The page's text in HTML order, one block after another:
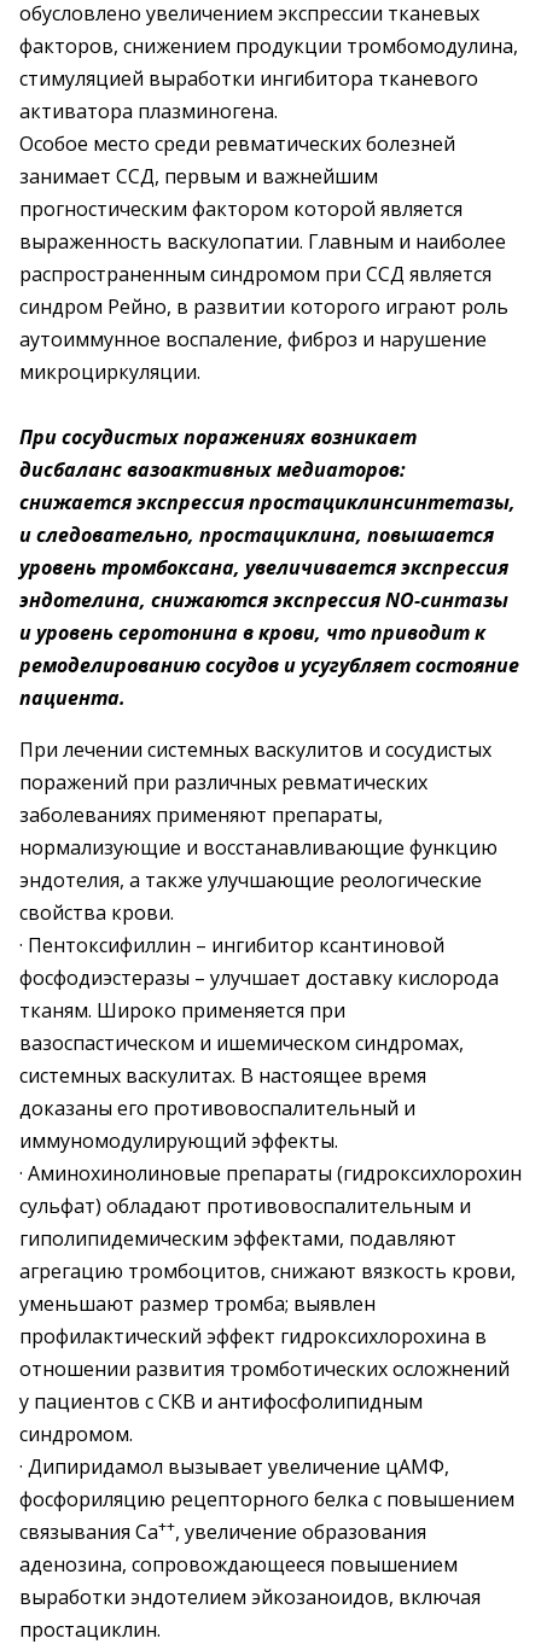
обусловлено увеличением экспрессии тканевых
факторов, снижением продукции тромбомодулина,
стимуляцией выработки ингибитора тканевого
активатора плазминогена.
Особое место среди ревматических болезней
занимает ССД, первым и важнейшим
прогностическим фактором которой является
выраженность васкулопатии. Главным и наиболее
распространенным синдромом при ССД является
синдром Рейно, в развитии которого играют роль
аутоиммунное воспаление, фиброз и нарушение
микроциркуляции.
При сосудистых поражениях возникает
дисбаланс вазоактивных медиаторов:
снижается экспрессия простациклинсинтетазы,
и следовательно, простациклина, повышается
уровень тромбоксана, увеличивается экспрессия
эндотелина, снижаются экспрессия NO-синтазы
и уровень серотонина в крови, что приводит к
ремоделированию сосудов и усугубляет состояние
пациента.
При лечении системных васкулитов и сосудистых
поражений при различных ревматических
заболеваниях применяют препараты,
нормализующие и восстанавливающие функцию
эндотелия, а также улучшающие реологические
свойства крови.
· Пентоксифиллин – ингибитор ксантиновой
фосфодиэстеразы – улучшает доставку кислорода
тканям. Широко применяется при
вазоспастическом и ишемическом синдромах,
системных васкулитах. В настоящее время
доказаны его противовоспалительный и
иммуномодулирующий эффекты.
· Аминохинолиновые препараты (гидроксихлорохин
сульфат) обладают противовоспалительным и
гиполипидемическим эффектами, подавляют
агрегацию тромбоцитов, снижают вязкость крови,
уменьшают размер тромба; выявлен
профилактический эффект гидроксихлорохина в
отношении развития тромботических осложнений
у пациентов с СКВ и антифосфолипидным
синдромом.
· Дипиридамол вызывает увеличение цАМФ,
фосфориляцию рецепторного белка с повышением
связывания Са++, увеличение образования
аденозина, сопровождающееся повышением
выработки эндотелием эйкозаноидов, включая
простациклин.